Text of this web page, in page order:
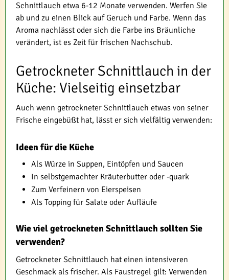
Schnittlauch etwa 6-12 Monate verwenden. Werfen Sie
ab und zu einen Blick auf Geruch und Farbe. Wenn das
Aroma nachlässt oder sich die Farbe ins Bräunliche
verändert, ist es Zeit für frischen Nachschub.
Getrockneter Schnittlauch in der
Küche: Vielseitig einsetzbar
Auch wenn getrockneter Schnittlauch etwas von seiner
Frische eingebüßt hat, lässt er sich vielfältig verwenden:
Ideen für die Küche
Als Würze in Suppen, Eintöpfen und Saucen
In selbstgemachter Kräuterbutter oder -quark
Zum Verfeinern von Eierspeisen
Als Topping für Salate oder Aufläufe
Wie viel getrockneten Schnittlauch sollten Sie
verwenden?
Getrockneter Schnittlauch hat einen intensiveren
Geschmack als frischer. Als Faustregel gilt: Verwenden